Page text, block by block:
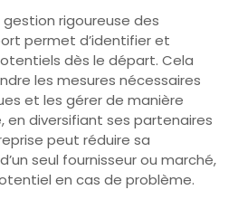
gestion rigoureuse des
permet d’identifier et
dès le départ. Cela
les mesures nécessaires
et les gérer de manière
en diversifiant ses partenaires
peut réduire sa
seul fournisseur ou marché,
en cas de problème.